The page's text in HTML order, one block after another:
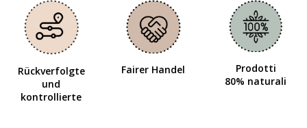
Rückverfolgte
und
kontrollierte
Fairer Handel
Prodotti
80% naturali